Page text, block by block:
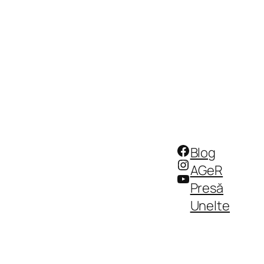
Facebook
Instagram
YouTube
Blog
AGeR
Presă
Unelte